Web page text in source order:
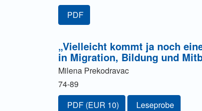
PDF
„Vielleicht kommt ja noch
in Migration, Bildung und
Milena Prekodravac
74-89
Zugang für Abonnent/innen oder
PDF (EUR 10) Leseprobe